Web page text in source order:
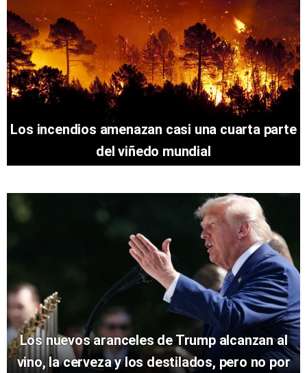
Los incendios amenazan casi una cuarta parte
del viñedo mundial
Los nuevos aranceles de Trump alcanzan al
vino, la cerveza y los destilados, pero no por